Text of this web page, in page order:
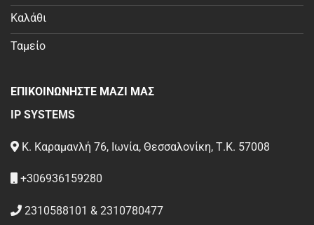
Καλάθι
Ταμείο
ΕΠΙΚΟΙΝΩΝΗΣΤΕ ΜΑΖΙ ΜΑΣ
IP SYSTEMS
Κ. Καραμανλή 76, Ιωνία, Θεσσαλονίκη, Τ.Κ. 57008
+306936159280
2310588101 & 2310780477